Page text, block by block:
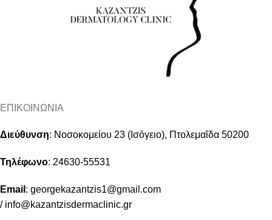
ΕΠΙΚΟΙΝΩΝΙΑ
Διεύθυνση: Νοσοκομείου 23 (Ισόγειο), Πτολεμαΐδα 50200
Τηλέφωνο: 24630-55531
Email : georgekazantzis1@gmail.com
/ info@kazantzisdermaclinic.gr